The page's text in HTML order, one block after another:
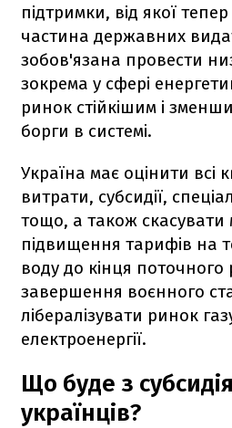
підтримки, від якої
частина державних
зобов'язана провести
зокрема у сфері
ринок стійкішим і
борги в системі.
Україна має оцінити всі
витрати, субсидії,
тощо, а також скасувати
підвищення тарифів на
воду до кінця поточного
завершення воєнного
лібералізувати ринок
електроенергії.
Що буде з
українців?